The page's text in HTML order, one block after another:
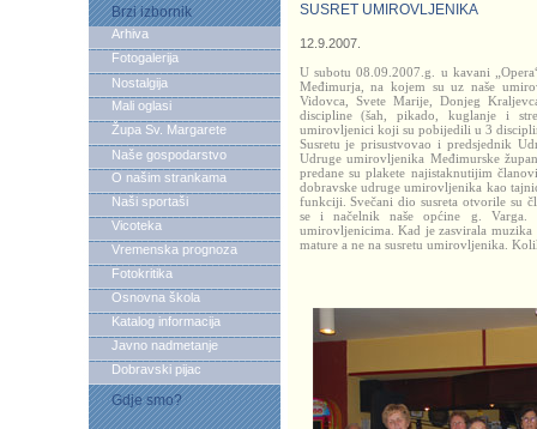
Brzi izbornik
Arhiva
Fotogalerija
Nostalgija
Mali oglasi
Župa Sv. Margarete
Naše gospodarstvo
O našim strankama
Naši sportaši
Vicoteka
Vremenska prognoza
Fotokritika
Osnovna škola
Katalog informacija
Javno nadmetanje
Dobravski pijac
Gdje smo?
SUSRET UMIROVLJENIKA
12.9.2007.
U subotu 08.09.2007.g. u kavani
Međimurja, na kojem su uz naše
Vidovca, Svete Marije, Donjeg
discipline (šah, pikado, kuglanje i
umirovljenici koji su pobijedili u 3
Susretu je prisustvovao i predsjednik
Udruge umirovljenika Međimurske
predane su plakete najistaknutijim
dobravske udruge umirovljenika kao
funkciji. Svečani dio susreta otvorile su
se i načelnik naše općine g. Varga.
umirovljenicima. Kad je zasvirala
mature a ne na susretu umirovljenika.